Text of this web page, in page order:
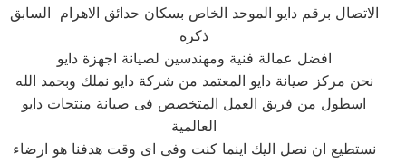
الاتصال برقم دايو الموحد الخاص بسكان حدائق الاهرام السابق
ذكره
افضل عمالة فنية ومهندسين لصيانة اجهزة دايو
نحن مركز صيانة دايو المعتمد من شركة دايو نملك وبحمد الله
اسطول من فريق العمل المتخصص فى صيانة منتجات دايو
العالمية
نستطيع ان نصل اليك اينما كنت وفى اى وقت هدفنا هو ارضاء